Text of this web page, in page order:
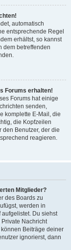
automatisch
entsprechende Regel
erhältst, so kannst
dem betreffenden
Forums erhalten!
Forums hat einige
senden,
komplette E-Mail, die
die Kopfzeilen
Benutzer, der die
reagieren.
Mitglieder?
des Boards zu
werden in
Du siehst
Nachricht
Beiträge deiner
ignorierst, dann